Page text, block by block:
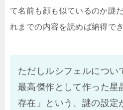
て名前も顔も似ているのか謎
れまでの内容を読めば納得で
ただしルシフェルについ
最高傑作として作った星
存在」という、謎の設定